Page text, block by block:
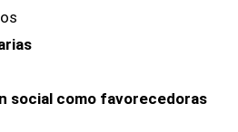
social como favorecedoras